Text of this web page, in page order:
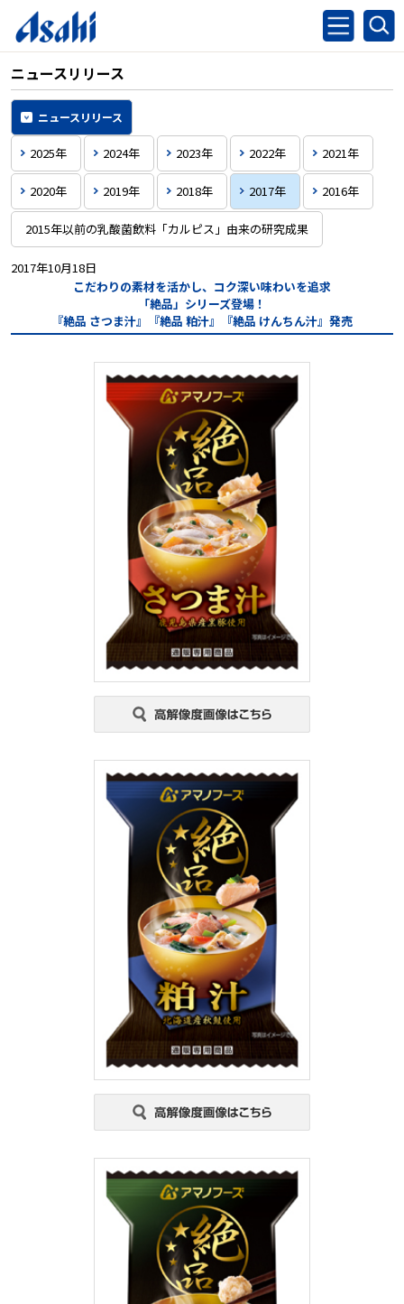
ニュースリリース
ニュースリリース
2025年 2024年 2023年 2022年 2021年
2020年 2019年 2018年 2017年 2016年
2015年以前の乳酸菌飲料「カルピス」由来の研究成果
2017年10月18日
こだわりの素材を活かし、コク深い味わいを追求
「絶品」シリーズ登場！
『絶品 さつま汁』『絶品 粕汁』『絶品 けんちん汁』発売